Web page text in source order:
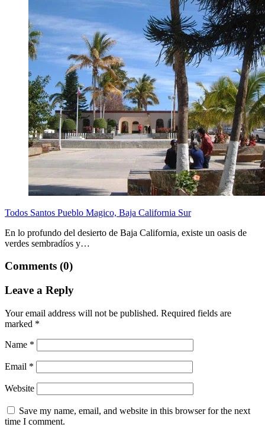
Todos Santos Pueblo Magico, Baja California Sur
En lo profundo del desierto de Baja California, existe un oasis de
verdes sembradíos y…
Comments (0)
Leave a Reply
Your email address will not be published. Required fields are
marked *
Name *
Email *
Website
Save my name, email, and website in this browser for the next
time I comment.